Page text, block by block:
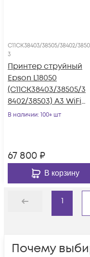
C11CK38403/38505/38402/3850
3
Принтер струйный
Epson L18050
(C11CK38403/38505/3
8402/38503) A3 WiFi
черный
В наличии: 100+ шт
67 800 ₽
В корзину
Назад
1
Почему